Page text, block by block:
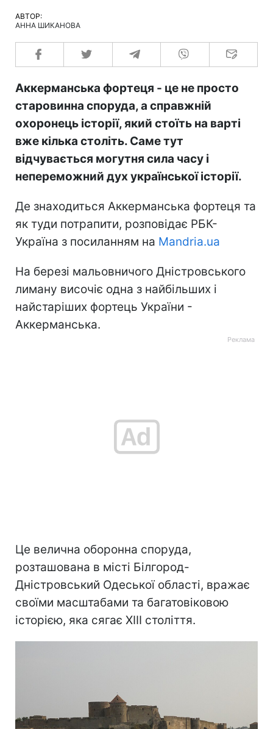
АВТОР:
АННА ШИКАНОВА
Аккерманська фортеця - це не просто
старовинна споруда, а справжній
охоронець історії, який стоїть на варті
вже кілька століть. Саме тут
відчувається могутня сила часу і
непереможний дух української історії.
Де знаходиться Аккерманська фортеця та
як туди потрапити, розповідає РБК-
Україна з посиланням на Mandria.ua
На березі мальовничого Дністровського
лиману височіє одна з найбільших і
найстаріших фортець України -
Аккерманська.
Це велична оборонна споруда,
розташована в місті Білгород-
Дністровський Одеської області, вражає
своїми масштабами та багатовіковою
історією, яка сягає XIII століття.